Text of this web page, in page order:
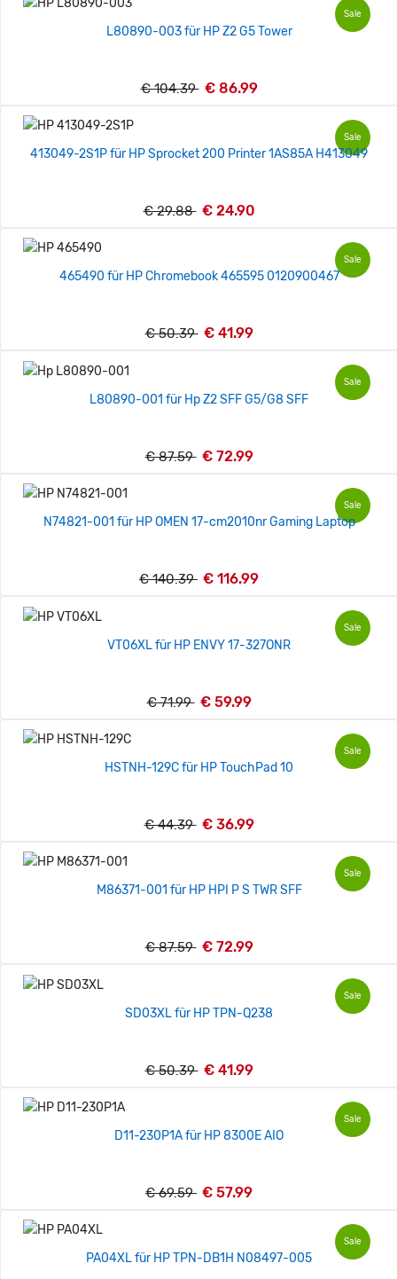
Sale
L80890-003 für HP Z2 G5 Tower
€ 104.39 € 86.99
Sale
413049-2S1P für HP Sprocket 200 Printer 1AS85A H413049
€ 29.88 € 24.90
Sale
465490 für HP Chromebook 465595 0120900467
€ 50.39 € 41.99
Sale
L80890-001 für Hp Z2 SFF G5/G8 SFF
€ 87.59 € 72.99
Sale
N74821-001 für HP OMEN 17-cm2010nr Gaming Laptop
€ 140.39 € 116.99
Sale
VT06XL für HP ENVY 17-327ONR
€ 71.99 € 59.99
Sale
HSTNH-129C für HP TouchPad 10
€ 44.39 € 36.99
Sale
M86371-001 für HP HPI P S TWR SFF
€ 87.59 € 72.99
Sale
SD03XL für HP TPN-Q238
€ 50.39 € 41.99
Sale
D11-230P1A für HP 8300E AIO
€ 69.59 € 57.99
Sale
PA04XL für HP TPN-DB1H N08497-005